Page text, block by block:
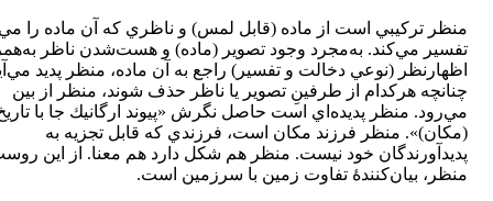
منظر تركيبي است از ماده (قابل لمس) و ناظري كه آن ماده را
تفسير مي‌كند. به‌مجرد وجود تصوير (ماده) و هست‌شدن ناظر
اظهارنظر (نوعي دخالت و تفسير) راجع به آن ماده، منظر پديد
چنانچه هركدام از طرفينِ تصوير يا ناظر حذف شوند، منظر از بين
مي‌رود. منظر پديده‌اي است حاصل نگرش «پيوند ارگانيك جا با
(مكان)». منظر فرزند مكان است، فرزندي كه قابل تجزيه به
پديدآورندگان خود نيست. منظر هم شكل دارد هم معنا. از اين
منظر، بيان‌كنندۀ تفاوت زمين با سرزمين است.